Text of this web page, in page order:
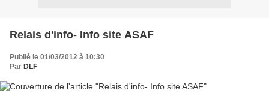
Relais d'info- Info site ASAF
Publié le 01/03/2012 à 10:30
Par DLF